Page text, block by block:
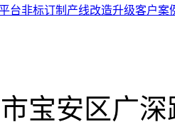
台非标订制 产线改造升级客户案
宝安区广